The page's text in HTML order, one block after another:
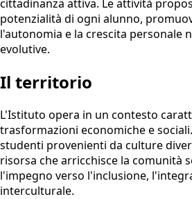
cittadinanza attiva. Le attività
potenzialità di ogni alunno,
l'autonomia e la crescita personale
evolutive.
Il territorio
L'Istituto opera in un contesto
trasformazioni economiche e
studenti provenienti da culture
risorsa che arricchisce la comunità
l'impegno verso l'inclusione,
interculturale.